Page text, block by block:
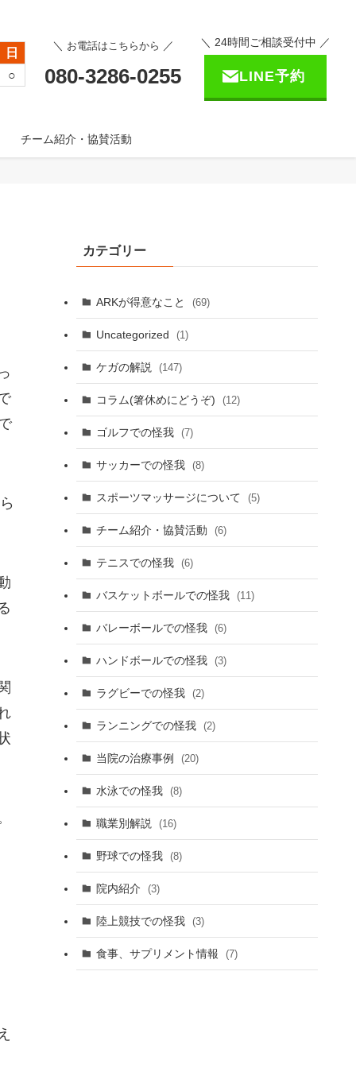
チーム紹介・協賛活動
日
○
＼ お電話はこちらから ／
080-3286-0255
＼ 24時間ご相談受付中 ／
LINE予約
カテゴリー
ARKが得意なこと (69)
Uncategorized (1)
ケガの解説 (147)
コラム(箸休めにどうぞ) (12)
ゴルフでの怪我 (7)
サッカーでの怪我 (8)
スポーツマッサージについて (5)
チーム紹介・協賛活動 (6)
テニスでの怪我 (6)
バスケットボールでの怪我 (11)
バレーボールでの怪我 (6)
ハンドボールでの怪我 (3)
ラグビーでの怪我 (2)
ランニングでの怪我 (2)
当院の治療事例 (20)
水泳での怪我 (8)
職業別解説 (16)
野球での怪我 (8)
院内紹介 (3)
陸上競技での怪我 (3)
食事、サプリメント情報 (7)